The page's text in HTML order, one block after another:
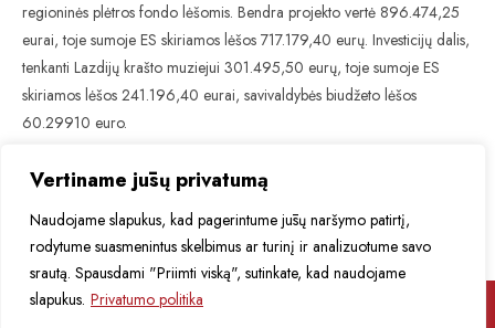
Vertiname jūsų privatumą
Naudojame slapukus, kad pagerintume jūsų naršymo patirtį,
rodytume suasmenintus skelbimus ar turinį ir analizuotume savo
srautą. Spausdami "Priimti viską", sutinkate, kad naudojame
slapukus. Privatumo politika
regioninės plėtros fondo lėšomis. Bendra projekto vertė 896.474,25
eurai, toje sumoje ES skiriamos lėšos 717.179,40 eurų. Investicijų dalis,
tenkanti Lazdijų krašto muziejui 301.495,50 eurų, toje sumoje ES
skiriamos lėšos 241.196,40 eurai, savivaldybės biudžeto lėšos
60.29910 euro.
Skaityti plačiau:
Marketingo-strategija.pdf